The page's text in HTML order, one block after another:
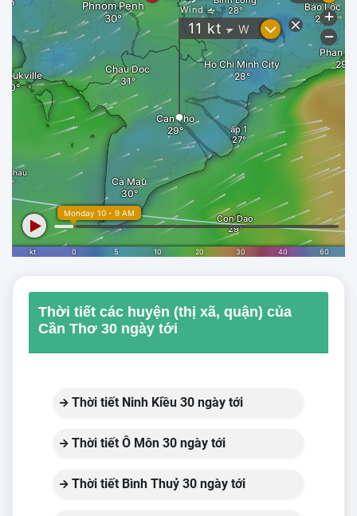
Thời tiết các huyện (thị xã, quận) của
Cần Thơ 30 ngày tới
Thời tiết Ninh Kiều 30 ngày tới
Thời tiết Ô Môn 30 ngày tới
Thời tiết Bình Thuỷ 30 ngày tới